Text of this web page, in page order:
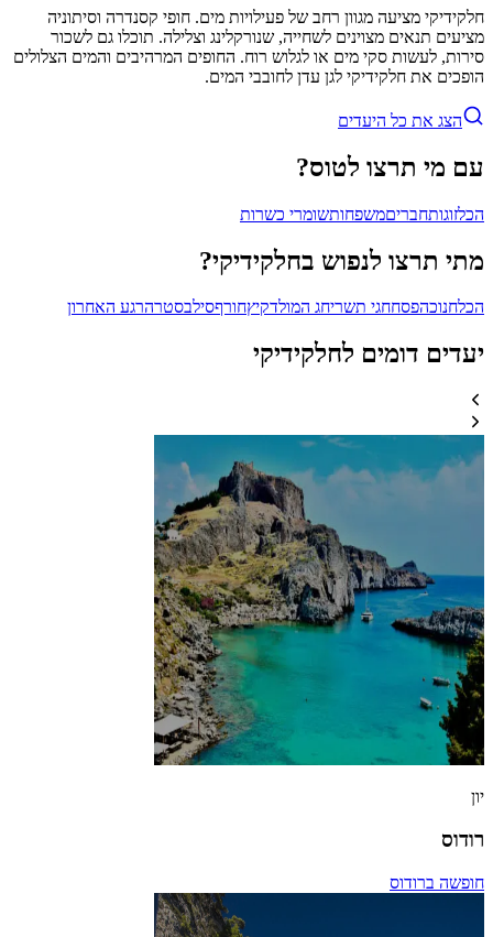
חלקידיקי מציעה מגוון רחב של פעילויות מים. חופי קסנדרה וסיתוניה
מציעים תנאים מצוינים לשחייה, שנורקלינג וצלילה. תוכלו גם לשכור
סירות, לעשות סקי מים או לגלוש רוח. החופים המרהיבים והמים הצלולים
הופכים את חלקידיקי לגן עדן לחובבי המים.
הצג את כל היעדים
עם מי תרצו לטוס?
הכלזוגותחבריםמשפחותשומרי כשרות
מתי תרצו לנפוש בחלקידיקי?
הכלחנוכהפסחחגי תשריחג המולדקיץחורףסילבסטרהרגע האחרון
יעדים דומים לחלקידיקי
יון
רודוס
חופשה ברודוס